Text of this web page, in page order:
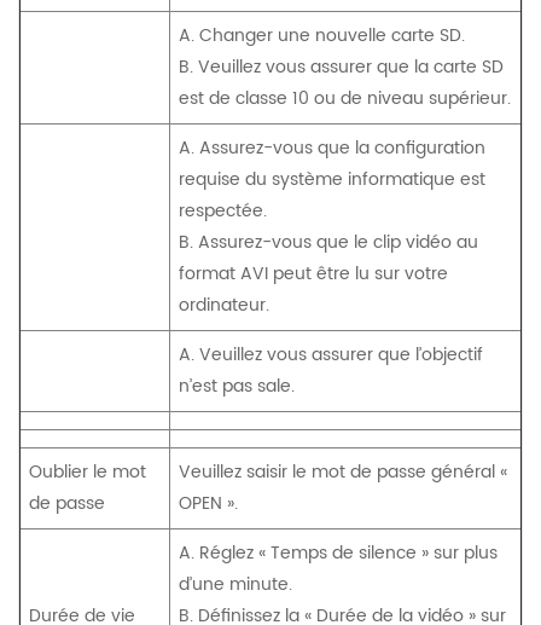
A. Changer une nouvelle carte SD.
B. Veuillez vous assurer que la carte SD
est de classe 10 ou de niveau supérieur.
A. Assurez-vous que la configuration
requise du système informatique est
respectée.
B. Assurez-vous que le clip vidéo au
format AVI peut être lu sur votre
ordinateur.
A. Veuillez vous assurer que l’objectif
n’est pas sale.
Oublier le mot
de passe
Veuillez saisir le mot de passe général «
OPEN ».
Durée de vie
A. Réglez « Temps de silence » sur plus
d’une minute.
B. Définissez la « Durée de la vidéo » sur